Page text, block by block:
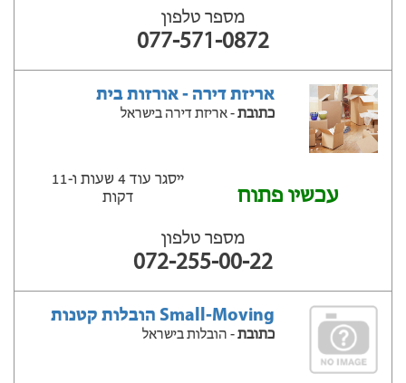
מספר טלפון
077-571-0872
אריזת דירה - אורזות בית
כתובת- אריזת דירה בישראל
עכשיו פתוח
ייסגר עוד 4 שעות ‫ו-11
דקות
מספר טלפון
072-255-00-22
Small-Moving הובלות קטנות
כתובת- הובלות בישראל